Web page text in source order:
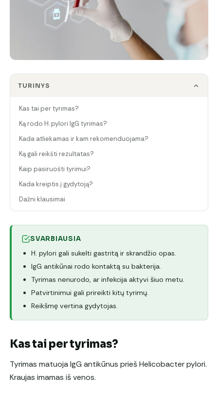
TURINYS
Kas tai per tyrimas?
Ką rodo H. pylori IgG tyrimas?
Kada atliekamas ir kam rekomenduojama?
Ką gali reikšti rezultatas?
Kaip pasiruošti tyrimui?
Kada kreiptis į gydytoją?
Dažni klausimai
SVARBIAUSIA
H. pylori gali sukelti gastritą ir skrandžio opas.
IgG antikūnai rodo kontaktą su bakterija.
Tyrimas nenurodo, ar infekcija aktyvi šiuo metu.
Patvirtinimui gali prireikti kitų tyrimų.
Reikšmę vertina gydytojas.
Kas tai per tyrimas?
Tyrimas matuoja IgG antikūnus prieš Helicobacter pylori.
Kraujas imamas iš venos.